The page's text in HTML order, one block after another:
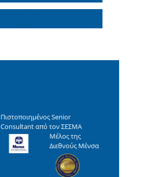
Πιστοποιημένος Senior
Consultant από τον ΣΕΣΜΑ
Μέλος της
Διεθνούς Μένσα